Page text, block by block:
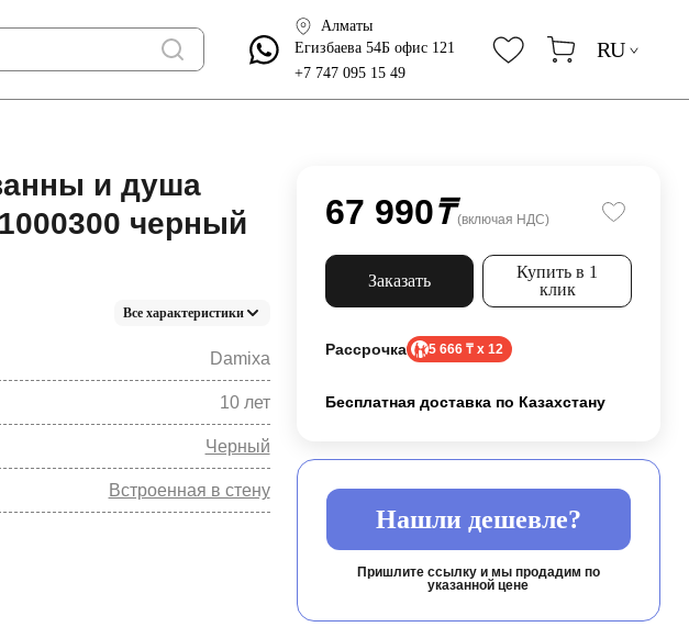
Алматы
Егизбаева 54Б офис 121
+7 747 095 15 49
RU
и душа
черный
Все характеристики
Damixa
10 лет
Черный
Встроенная в стену
67 990₸ (включая НДС)
Заказать
Купить в 1
клик
Рассрочка 5 666 ₸ x 12
Бесплатная доставка по Казахстану
Нашли дешевле?
Пришлите ссылку и мы продадим по
указанной цене